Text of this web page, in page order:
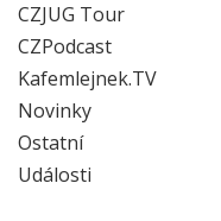
CZJUG Tour
CZPodcast
Kafemlejnek.TV
Novinky
Ostatní
Události